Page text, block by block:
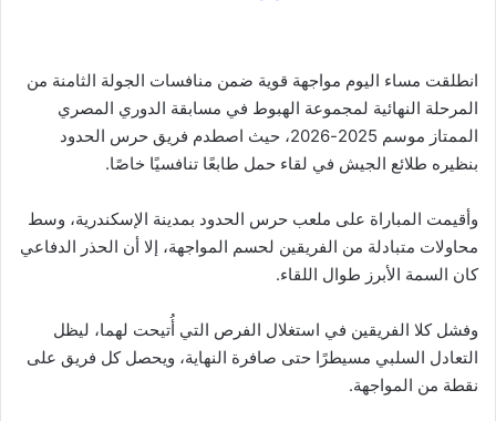
انطلقت مساء اليوم مواجهة قوية ضمن منافسات الجولة الثامنة من
المرحلة النهائية لمجموعة الهبوط في مسابقة الدوري المصري
الممتاز موسم 2025-2026، حيث اصطدم فريق حرس الحدود
بنظيره طلائع الجيش في لقاء حمل طابعًا تنافسيًا خاصًا.
وأقيمت المباراة على ملعب حرس الحدود بمدينة الإسكندرية، وسط
محاولات متبادلة من الفريقين لحسم المواجهة، إلا أن الحذر الدفاعي
كان السمة الأبرز طوال اللقاء.
وفشل كلا الفريقين في استغلال الفرص التي أُتيحت لهما، ليظل
التعادل السلبي مسيطرًا حتى صافرة النهاية، ويحصل كل فريق على
نقطة من المواجهة.